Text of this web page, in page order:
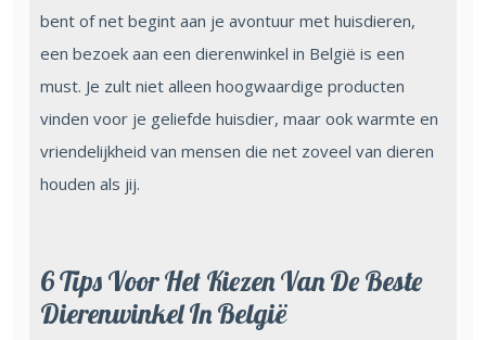
bent of net begint aan je avontuur met huisdieren,
een bezoek aan een dierenwinkel in België is een
must. Je zult niet alleen hoogwaardige producten
vinden voor je geliefde huisdier, maar ook warmte en
vriendelijkheid van mensen die net zoveel van dieren
houden als jij.
6 Tips Voor Het Kiezen Van De Beste
Dierenwinkel In België